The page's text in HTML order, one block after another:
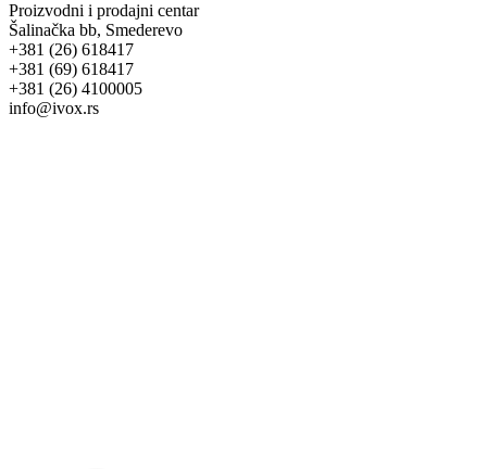
Proizvodni i prodajni centar
Šalinačka bb, Smederevo
+381 (26) 618417
+381 (69) 618417
+381 (26) 4100005
info@ivox.rs